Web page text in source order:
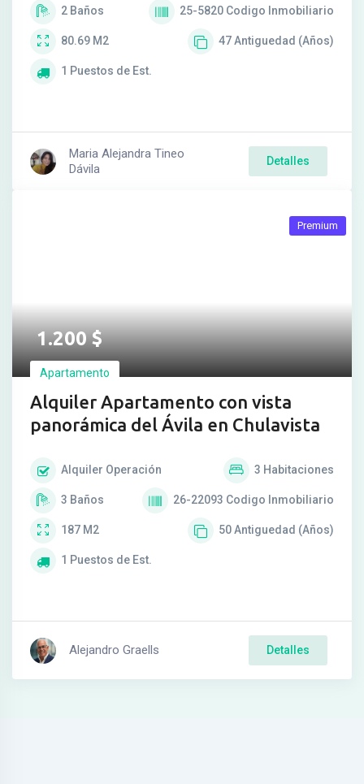
2 Baños 25-5820 Codigo Inmobiliario
80.69 M2 47Antiguedad (Años)
1 Puestos de Est.
Maria Alejandra Tineo
Dávila
Detalles
1.200$
Apartamento
Alquiler Apartamento con vista
panorámica del Ávila en Chulavista
Premium
Alquiler Operación 3 Habitaciones
3 Baños 26-22093 Codigo Inmobiliario
187 M2 50Antiguedad (Años)
1 Puestos de Est.
Alejandro Graells Detalles